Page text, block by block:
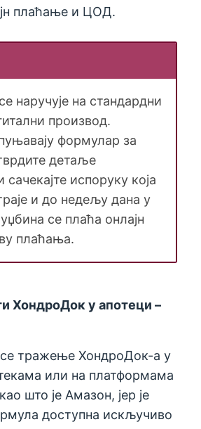
плаћање и ЦОД.
наручује на стандардни
производ.
формулар за
детаље
испоруку која
и до недељу дана у
се плаћа онлајн
плаћања.
ХондроДок у апотеци –
се тражење ХондроДок-а у
или на платформама
што је Амазон, јер је
доступна искључиво